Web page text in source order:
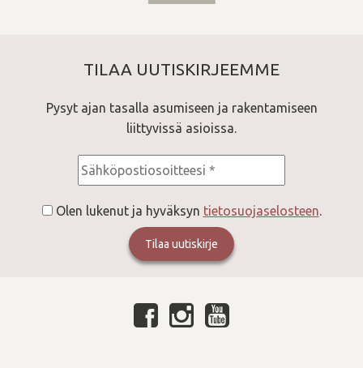
TILAA UUTISKIRJEEMME
Pysyt ajan tasalla asumiseen ja rakentamiseen
liittyvissä asioissa.
Consent *
Olen lukenut ja hyväksyn tietosuojaselosteen.